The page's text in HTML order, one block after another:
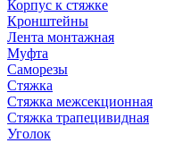
Корпус к стяжке
Кронштейны
Лента монтажная
Муфта
Саморезы
Стяжка
Стяжка межсекционная
Стяжка трапецивидная
Уголок